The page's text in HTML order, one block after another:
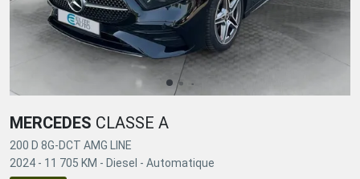
MERCEDES CLASSE A
200 D 8G-DCT AMG LINE
2024 - 11 705 KM - Diesel - Automatique